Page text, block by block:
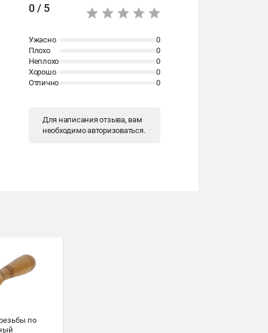
0 / 5
Ужасно
0
Плохо
0
Неплохо
0
Хорошо
0
Отлично
0
Для написания отзыва, вам
необходимоавторизоваться.
по